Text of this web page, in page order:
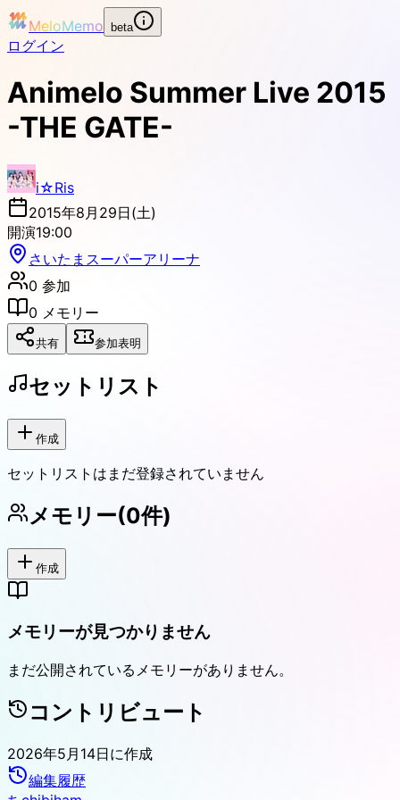
MeloMemo beta
ログイン
Animelo Summer Live 2015
-THE GATE-
i☆Ris
2015年8月29日(土)
開演19:00
さいたまスーパーアリーナ
0 参加
0 メモリー
共有 参加表明
セットリスト
作成
セットリストはまだ登録されていません
メモリー(0件)
作成
メモリーが見つかりません
まだ公開されているメモリーがありません。
コントリビュート
2026年5月14日に作成
編集履歴